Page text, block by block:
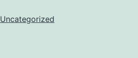
Uncategorized